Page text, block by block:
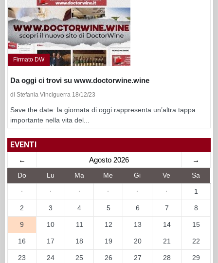
Firmato DW
Da oggi ci trovi su www.doctorwine.wine
di Stefania Vinciguerra 18/12/23
Save the date: la giornata di oggi rappresenta un’altra tappa
importante nella vita del...
EVENTI
← Agosto 2026 →
Do Lu Ma Me Gi Ve Sa
· · · · · · 1
2 3 4 5 6 7 8
9 10 11 12 13 14 15
16 17 18 19 20 21 22
23 24 25 26 27 28 29